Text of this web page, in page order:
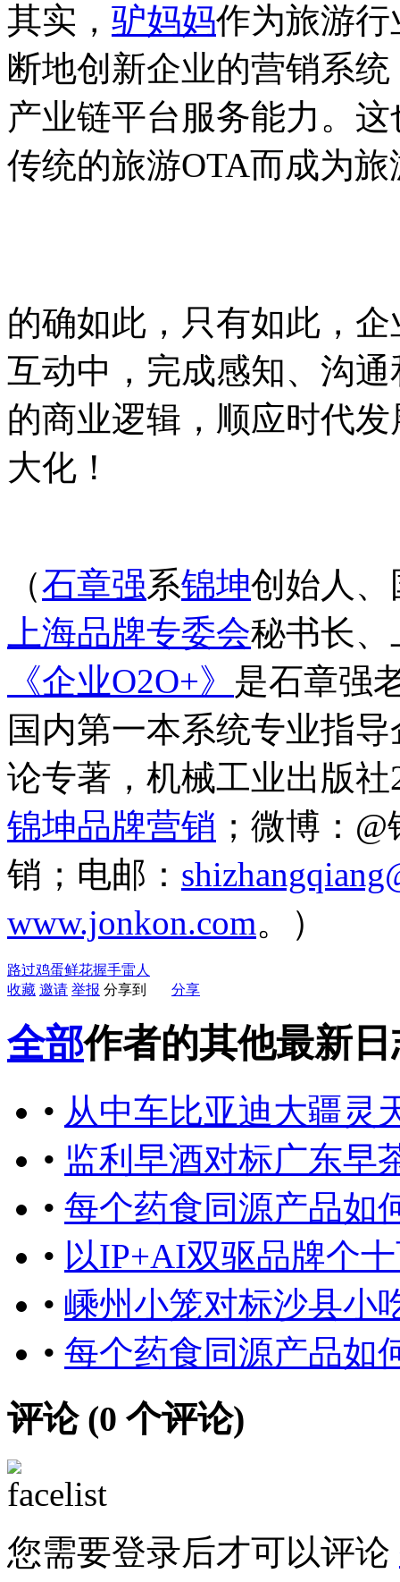
其实， 驴妈妈作为旅游行
断地创新企业的营销系
产业链平台服务能力。
传统的旅游OTA而成为旅
的确如此，只有如此，
互动中，完成感知、沟
的商业逻辑，顺应时代
大化！
（石章强系锦坤创始人
上海品牌专委会秘书长
《企业O2O+》 是石章强
国内第一本系统专业指
论专著，机械工业出版
锦坤品牌营销 ；微博：
销； 电邮：
www.jonkon.com。）
路过鸡蛋鲜花握手雷人
收藏 邀请 举报 分享到 分享
全部作者的其他最新日
• 从中车比亚迪大疆灵
• 监利早酒对标广东早
• 每个药食同源产品如
• 以IP+AI双驱品牌个
• 嵊州小笼对标沙县小
• 每个药食同源产品如
评论 (0 个评论)
您需要登录后才可以评论